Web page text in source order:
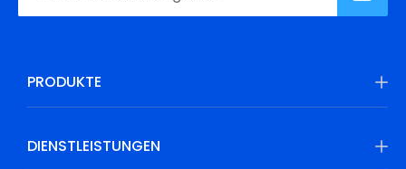
PRODUKTE
DIENSTLEISTUNGEN